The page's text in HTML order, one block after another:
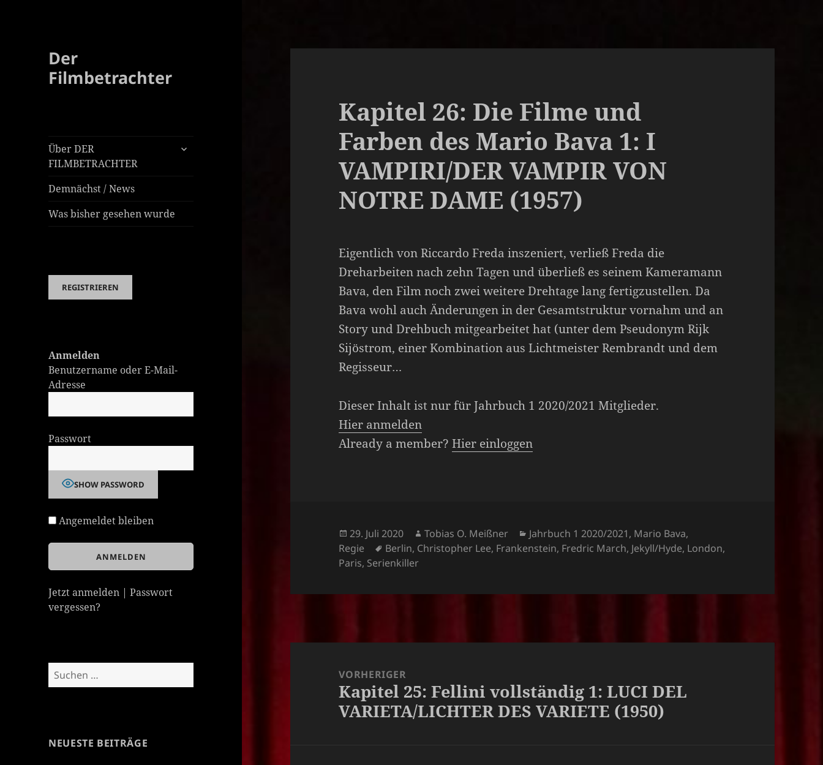
Der
Filmbetrachter
Über DER
FILMBETRACHTER
untermenü
Demnächst / News
Was bisher gesehen wurde
Anmelden
Benutzername oder E-Mail-
Adresse
Passwort
SHOW PASSWORD
Angemeldet bleiben
Jetzt anmelden |Passwort
vergessen?
Suchen
nach:
NEUESTE BEITRÄGE
Kapitel 26: Die Filme und
Farben des Mario Bava 1: I
VAMPIRI/DER VAMPIR VON
NOTRE DAME (1957)
Eigentlich von Riccardo Freda inszeniert, verließ Freda die
Dreharbeiten nach zehn Tagen und überließ es seinem Kameramann
Bava, den Film noch zwei weitere Drehtage lang fertigzustellen. Da
Bava wohl auch Änderungen in der Gesamtstruktur vornahm und an
Story und Drehbuch mitgearbeitet hat (unter dem Pseudonym Rijk
Sijöstrom, einer Kombination aus Lichtmeister Rembrandt und dem
Regisseur…
Dieser Inhalt ist nur für Jahrbuch 1 2020/2021 Mitglieder.
Hier anmelden
Already a member?Hier einloggen
Veröffentlicht
am
29. Juli 2020 Autor
Tobias O. Meißner Kategorien
Jahrbuch 1 2020/2021, Mario Bava,
Regie
Schlagwörter
Berlin, Christopher Lee, Frankenstein, Fredric March, Jekyll/Hyde, London,
Paris, Serienkiller
VORHERIGER
Vorheriger
Beitrag:
Kapitel 25: Fellini vollständig 1: LUCI DEL
VARIETA/LICHTER DES VARIETE (1950)